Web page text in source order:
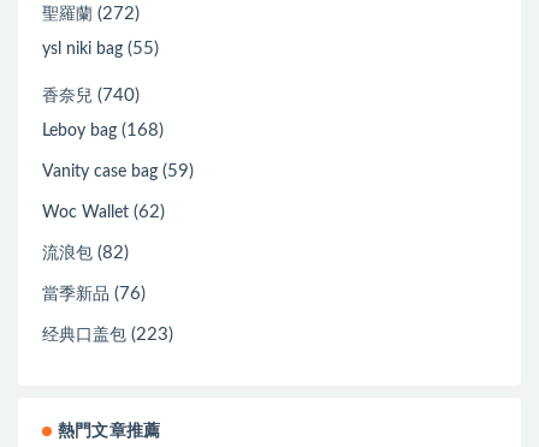
聖羅蘭 (272)
ysl niki bag (55)
香奈兒 (740)
Leboy bag (168)
Vanity case bag (59)
Woc Wallet (62)
流浪包 (82)
當季新品 (76)
经典口盖包 (223)
熱門文章推薦